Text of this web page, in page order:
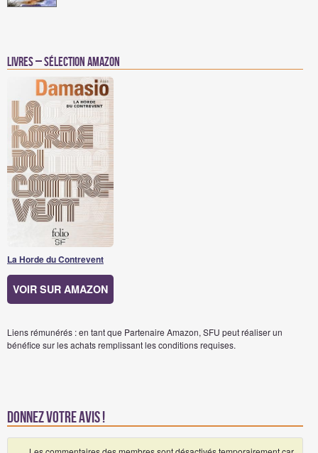
Livres – Sélection Amazon
La Horde du Contrevent
VOIR SUR AMAZON
Liens rémunérés : en tant que Partenaire Amazon, SFU peut réaliser un
bénéfice sur les achats remplissant les conditions requises.
Donnez votre avis !